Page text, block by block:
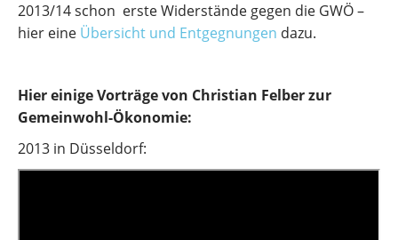
2013/14 schon erste Widerstände gegen die GWÖ –
hier eine Übersicht und Entgegnungen dazu.
Hier einige Vorträge von Christian Felber zur
Gemeinwohl-Ökonomie:
2013 in Düsseldorf: